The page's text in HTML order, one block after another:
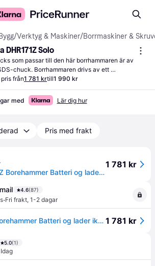
/Verktyg & Maskiner/Borrmaskiner &
DHR171Z Solo
som passar till den här borrhammaren är av
chuck. Borrhammaren drivs av ett
batteri.
från1 781 krtill1 990 kr
med Lär dig hur
Pris med frakt
Makita DHR171Z Borehammer Batteri og lader ikke inkluderet 18V 1.2Joule --> I lager, forväntat leveransdatum hos dig 10-08-2026
1 781 kr
4.6(87)
·Fri frakt, 1-2 dagar
Makita DHR171Z Borehammer Batteri og lader ikke inkluderet 18V 1.2Joule --> I lager, forväntat leveransdatum hos dig 10-08-2026 1 781 kr
5.0(1)
Idag